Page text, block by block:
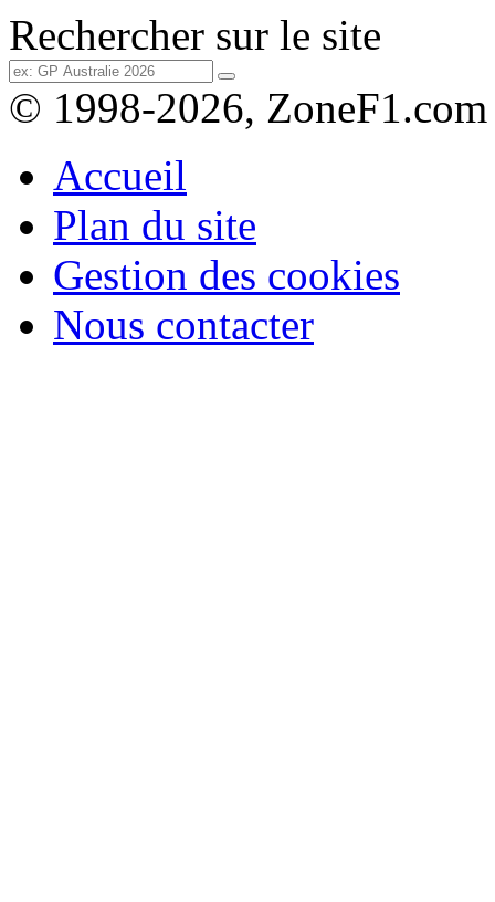
Rechercher sur le site
© 1998-2026, ZoneF1.com
Accueil
Plan du site
Gestion des cookies
Nous contacter